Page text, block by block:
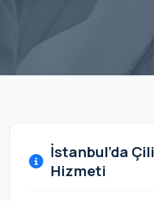
İstanbul’da
Hizmeti